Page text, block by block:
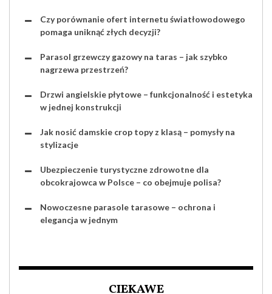
Czy porównanie ofert internetu światłowodowego
pomaga uniknąć złych decyzji?
Parasol grzewczy gazowy na taras – jak szybko
nagrzewa przestrzeń?
Drzwi angielskie płytowe – funkcjonalność i estetyka
w jednej konstrukcji
Jak nosić damskie crop topy z klasą – pomysły na
stylizacje
Ubezpieczenie turystyczne zdrowotne dla
obcokrajowca w Polsce – co obejmuje polisa?
Nowoczesne parasole tarasowe – ochrona i
elegancja w jednym
CIEKAWE